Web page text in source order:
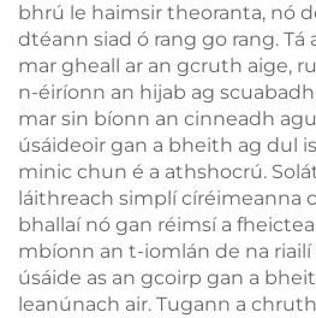
bhrú le haimsir theoranta, nó
dtéann siad ó rang go rang.
mar gheall ar an gcruth aige,
n-éiríonn an hijab ag
mar sin bíonn an cinneadh
úsáideoir gan a bheith ag dul
minic chun é a athshocrú.
láithreach simplí círéimeanna
bhallaí nó gan réimsí a
mbíonn an t-iomlán de na
úsáide as an gcoirp gan a
leanúnach air. Tugann a